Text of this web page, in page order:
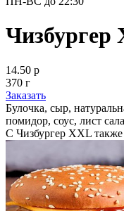
Чизбургер
14.50 р
370 г
Заказать
Булочка, сыр,
помидор, соус, лист
С Чизбургер XXL также